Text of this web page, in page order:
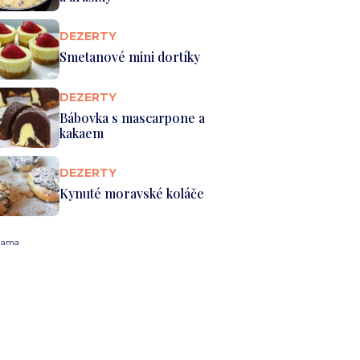
DEZERTY
Smetanové mini dortíky
DEZERTY
Bábovka s mascarpone a
kakaem
DEZERTY
Kynuté moravské koláče